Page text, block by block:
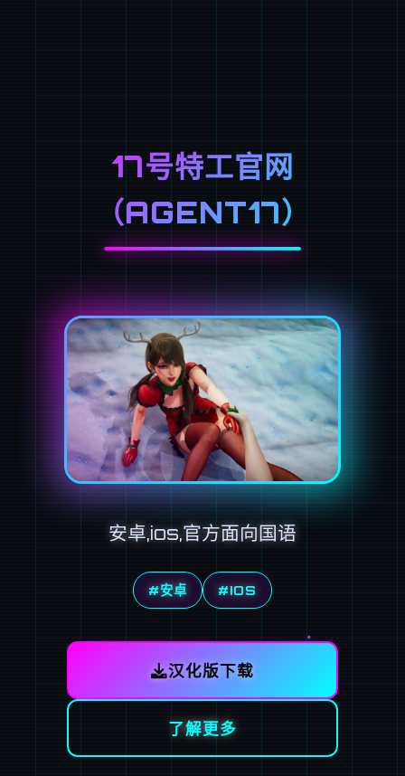
17号特工官网
（AGENT17）
安卓,ios,官方面向国语
#安卓 #IOS
汉化版下载
了解更多